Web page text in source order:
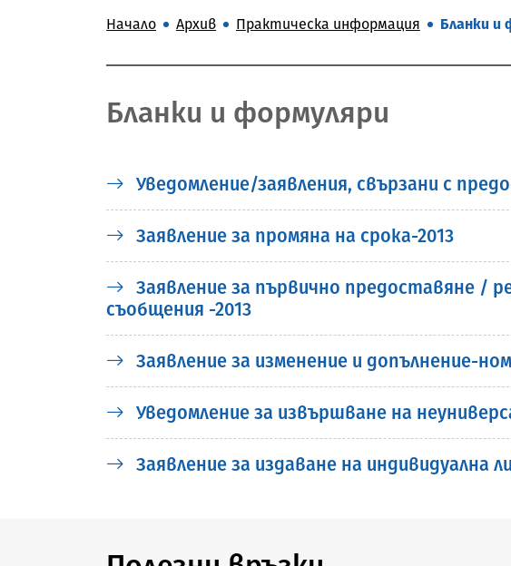
Начало Архив Практическа информация Бланки и
Бланки и формуляри
Уведомление/заявления, свързани с
Заявление за промяна на срока-2013
Заявление за първично предоставяне /
съобщения -2013
Заявление за изменение и допълнение-
Уведомление за извършване на
Заявление за издаване на индивидуална